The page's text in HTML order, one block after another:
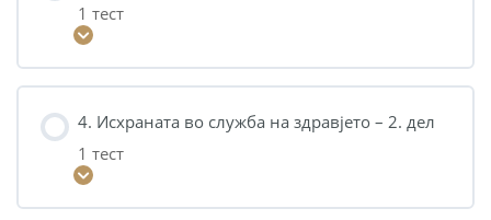
1 тест
4. Исхраната во служба на здравјето – 2. дел
1 тест